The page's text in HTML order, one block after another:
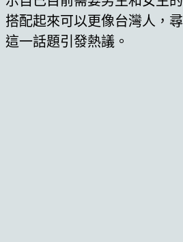
搭配起來可以更像台灣人，
這一話題引發熱議。